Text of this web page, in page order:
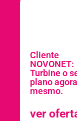
Cliente
NOVONET:
Turbine o
plano agora
mesmo.
ver